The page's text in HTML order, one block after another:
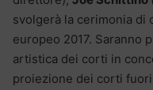
svolgerà la cerimonia di
europeo 2017. Saranno
artistica dei corti in
proiezione dei corti